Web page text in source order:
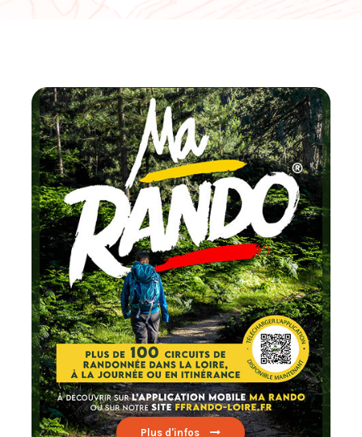
Chaque mois
testez un circuit labellisé
FFRandonnée
Lire par ici